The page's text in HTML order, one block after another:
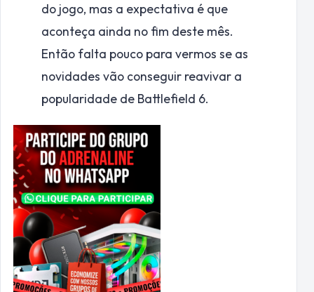
do jogo, mas a expectativa é que
aconteça ainda no fim deste mês.
Então falta pouco para vermos se as
novidades vão conseguir reavivar a
popularidade de Battlefield 6.